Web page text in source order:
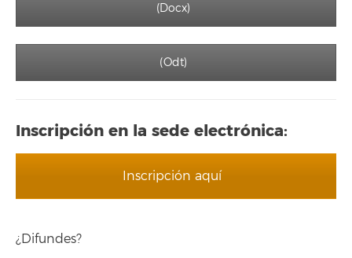
(Docx)
(Odt)
Inscripción en la sede electrónica:
Inscripción aquí
¿Difundes?